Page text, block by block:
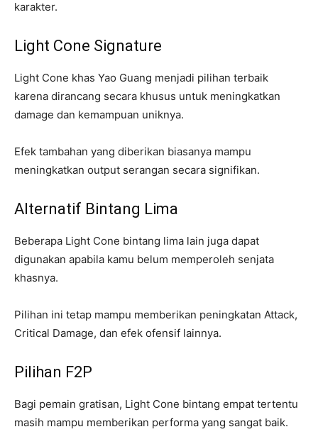
karakter.
Light Cone Signature
Light Cone khas Yao Guang menjadi pilihan terbaik
karena dirancang secara khusus untuk meningkatkan
damage dan kemampuan uniknya.
Efek tambahan yang diberikan biasanya mampu
meningkatkan output serangan secara signifikan.
Alternatif Bintang Lima
Beberapa Light Cone bintang lima lain juga dapat
digunakan apabila kamu belum memperoleh senjata
khasnya.
Pilihan ini tetap mampu memberikan peningkatan Attack,
Critical Damage, dan efek ofensif lainnya.
Pilihan F2P
Bagi pemain gratisan, Light Cone bintang empat tertentu
masih mampu memberikan performa yang sangat baik.